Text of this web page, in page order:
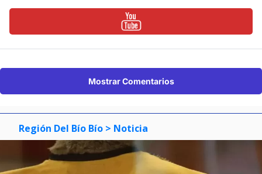
Mostrar Comentarios
Región Del Bío Bío > Noticia